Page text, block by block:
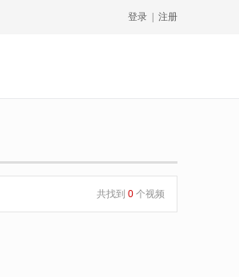
登录 注册
共找到 0 个视频